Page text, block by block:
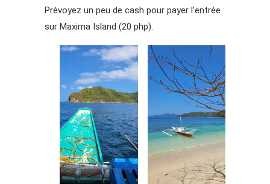
Prévoyez un peu de cash pour payer l’entrée
sur Maxima Island (20 php).